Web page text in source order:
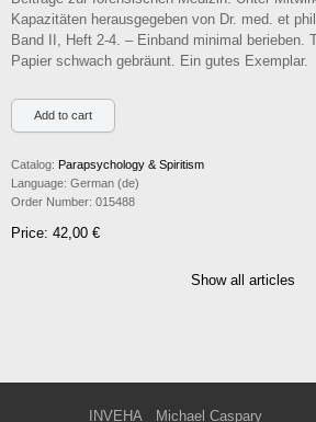
Kapazitäten herausgegeben von Dr. med. et
Band II, Heft 2-4. – Einband minimal berieben.
Papier schwach gebräunt. Ein gutes Exemplar.
Catalog: Parapsychology & Spiritism
Language: German (de)
Order Number: 015488
Price: 42,00 €
Show all articles
INVEHA Michael Caspary